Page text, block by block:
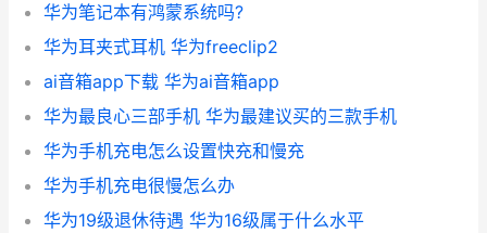
华为笔记本有鸿蒙系统吗?
华为耳夹式耳机 华为freeclip2
ai音箱app下载 华为ai音箱app
华为最良心三部手机 华为最建议买的三款手机
华为手机充电怎么设置快充和慢充
华为手机充电很慢怎么办
华为19级退休待遇 华为16级属于什么水平